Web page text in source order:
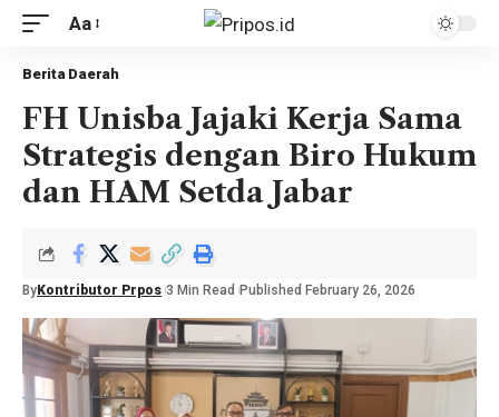
Aa
Berita Daerah
FH Unisba Jajaki Kerja Sama
Strategis dengan Biro Hukum
dan HAM Setda Jabar
By Kontributor Prpos 3 Min Read Published February 26, 2026